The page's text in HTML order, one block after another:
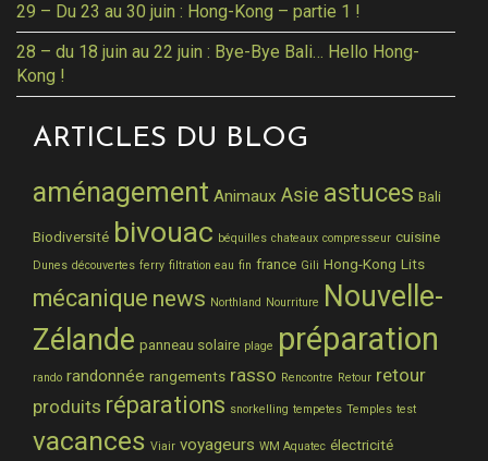
29 – Du 23 au 30 juin : Hong-Kong – partie 1 !
28 – du 18 juin au 22 juin : Bye-Bye Bali… Hello Hong-
Kong !
ARTICLES DU BLOG
aménagement Animaux Asie astuces Bali
Biodiversité bivouac béquilles chateaux compresseur cuisine
Dunes découvertes ferry filtration eau fin france Gili Hong-Kong Lits
mécanique news Northland Nourriture Nouvelle-
Zélande panneau solaire plage préparation
rando randonnée rangements rasso Rencontre Retour retour
produits réparations snorkelling tempetes Temples test
vacances Viair voyageurs WM Aquatec électricité